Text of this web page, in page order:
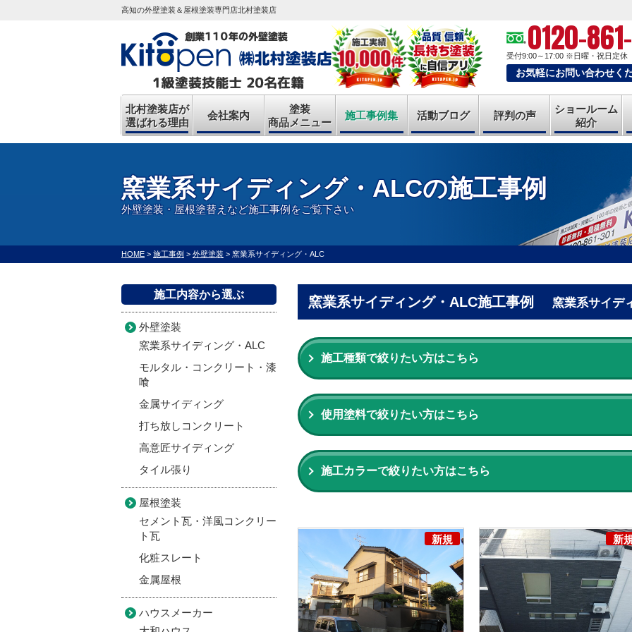
高知の外壁塗装＆屋根塗装専門店北村塗装店
0120-
受付9:00～17:00 ※日曜・祝日定休
お気軽にお問い合わせく
北村塗装店が
選ばれる理由
会社案内
塗装
商品メニュー
施工事例集 活動ブログ 評判の声
ショールーム
紹介
窯業系サイディング・ALCの施工事例
外壁塗装・屋根塗替えなど施工事例をご覧下さい
HOME > 施工事例 > 外壁塗装 > 窯業系サイディング・ALC
窯業系サイディング・ALC施工事例 窯業系サイデ
施工種類で絞りたい方はこちら
使用塗料で絞りたい方はこちら
施工カラーで絞りたい方はこちら
新規 新
施工内容から選ぶ
外壁塗装
窯業系サイディング・ALC
モルタル・コンクリート・漆
喰
金属サイディング
打ち放しコンクリート
高意匠サイディング
タイル張り
屋根塗装
セメント瓦・洋風コンクリー
ト瓦
化粧スレート
金属屋根
ハウスメーカー